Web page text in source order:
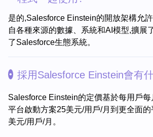
是的,Salesforce Einstein的開放架構允
自各種來源的數據、系統和AI模型,擴展
了Salesforce生態系統。
採用Salesforce Einstein會有
Salesforce Einstein的定價基於每用戶
平台啟動方案25美元/用戶/月到更全面
美元/用戶/月。